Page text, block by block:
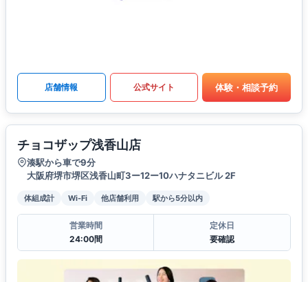
店舗情報 公式サイト 体験・相談予約
チョコザップ浅香山店
湊駅から車で9分
大阪府堺市堺区浅香山町3ー12ー10ハナタニビル 2F
体組成計 Wi-Fi 他店舗利用 駅から5分以内
営業時間
24:00間
定休日
要確認